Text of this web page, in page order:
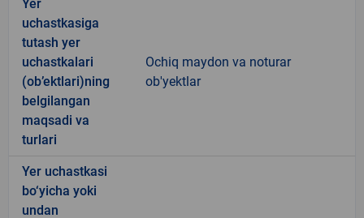
Yer
uchastkasiga
tutash yer
uchastkalari
(ob’ektlari)ning
belgilangan
maqsadi va
turlari
Ochiq maydon va noturar
ob'yektlar
Yer uchastkasi
bo‘yicha yoki
undan